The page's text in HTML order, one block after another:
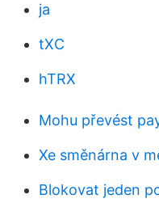
ja
tXC
hTRX
Mohu převést
Xe směnárna v
Blokovat jeden